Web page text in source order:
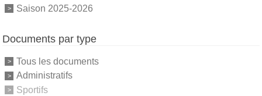
Saison 2025-2026
Documents par type
Tous les documents
Administratifs
Sportifs